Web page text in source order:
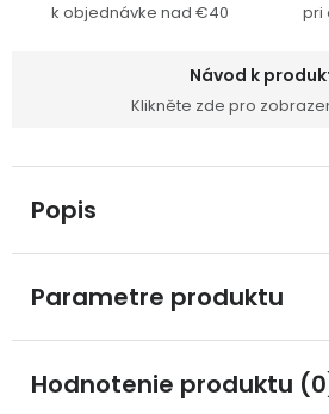
k objednávke nad €40 pri
Návod k
Klikněte zde pro
Popis
Parametre produktu
Hodnotenie produktu